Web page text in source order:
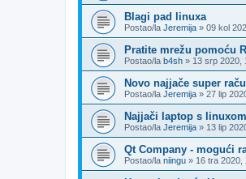
Blagi pad linuxa
Postao/la Jeremija » 09 kol
Pratite mrežu pomoću
Postao/la b4sh » 13 srp 2020,
Novo najjače super
Postao/la Jeremija » 27 lip
Najjači laptop s
Postao/la Jeremija » 13 lip
Qt Company - mogući
Postao/la niingu » 16 tra 2020,